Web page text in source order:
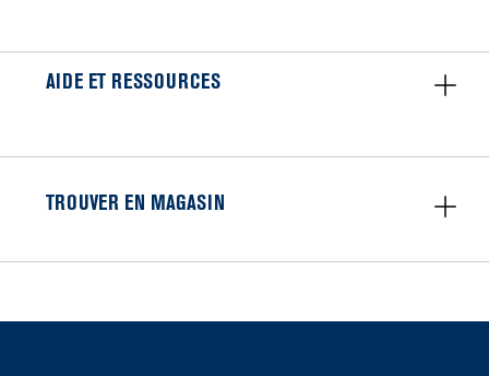
AIDE ET RESSOURCES
TROUVER EN MAGASIN
added